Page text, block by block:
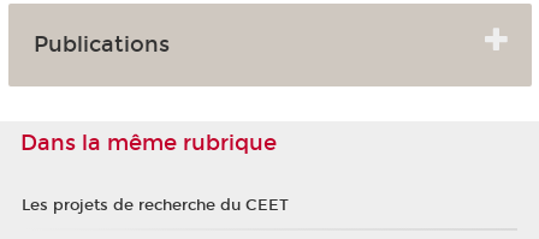
Publications
Dans la même rubrique
Les projets de recherche du CEET